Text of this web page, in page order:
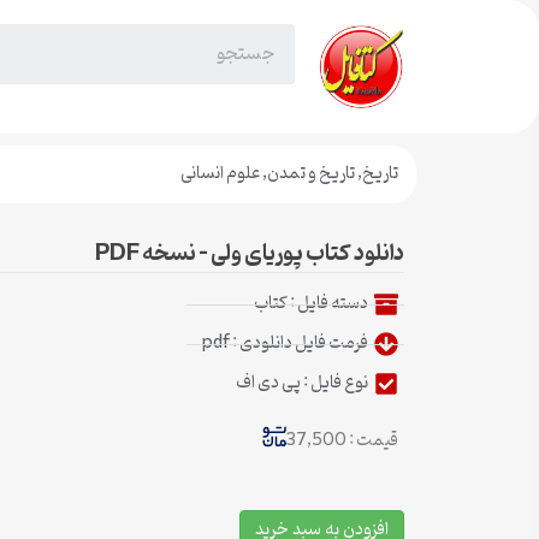
تاریخ,تاریخ و تمدن,علوم انسانی
دانلود کتاب پوریای ولی – نسخه PDF
دسته فایل :کتاب
فرمت فایل دانلودی : pdf
نوع فایل : پی دی اف
قیمت : 37,500
افزودن به سبد خرید